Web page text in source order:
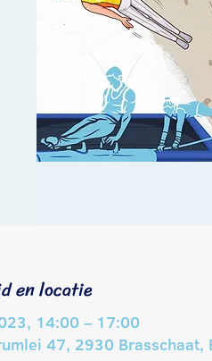
en locatie
14:00 – 17:00
47, 2930 Brasschaat,